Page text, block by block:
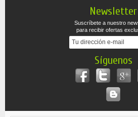
Newsletter
Suscríbete a nuestro
para recibir ofertas
Síguenos